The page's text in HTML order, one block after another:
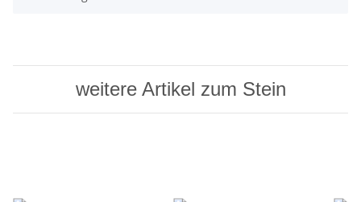
weitere Artikel zum Stein